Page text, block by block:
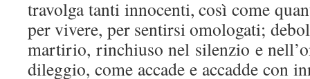
travolga tanti innocenti, così come
per vivere, per sentirsi omologati;
martirio, rinchiuso nel silenzio e
dileggio, come accade e accadde con